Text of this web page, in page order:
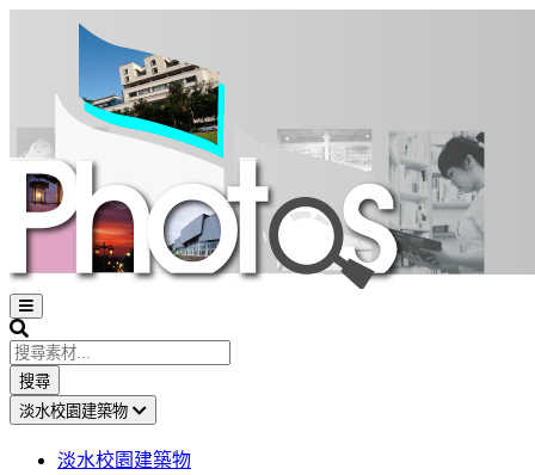
Open
sidebar
Search
搜尋
淡水校園建築物
淡水校園建築物